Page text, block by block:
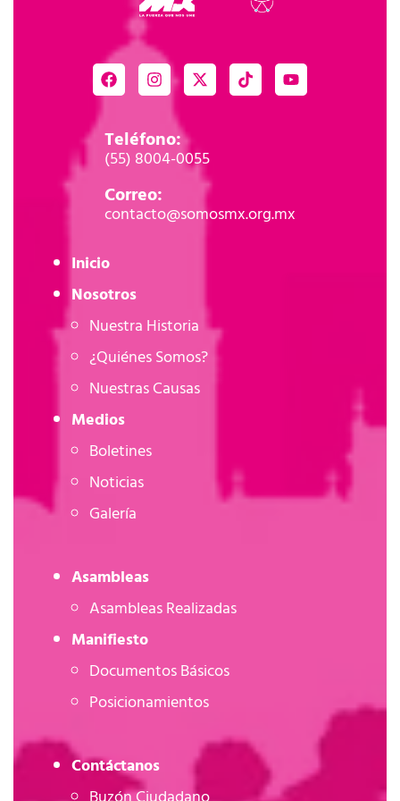
Teléfono:
(55) 8004-0055
Correo:
contacto@somosmx.org.mx
Inicio
Nosotros
Nuestra Historia
¿Quiénes Somos?
Nuestras Causas
Medios
Boletines
Noticias
Galería
Asambleas
Asambleas Realizadas
Manifiesto
Documentos Básicos
Posicionamientos
Contáctanos